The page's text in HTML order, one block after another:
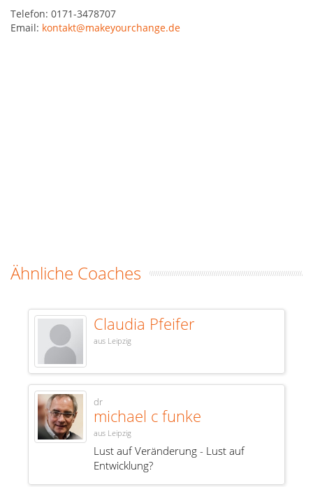
Telefon: 0171-3478707
Email: kontakt@makeyourchange.de
Ähnliche Coaches
Claudia Pfeifer
aus Leipzig
dr
michael c funke
aus Leipzig
Lust auf Veränderung - Lust auf
Entwicklung?